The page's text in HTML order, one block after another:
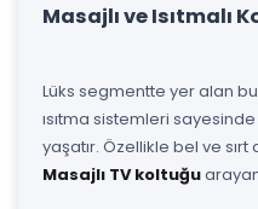
Masajlı ve Isıtmalı
Lüks segmentte yer alan
ısıtma sistemleri
yaşatır. Özellikle bel ve
Masajlı TV koltuğu